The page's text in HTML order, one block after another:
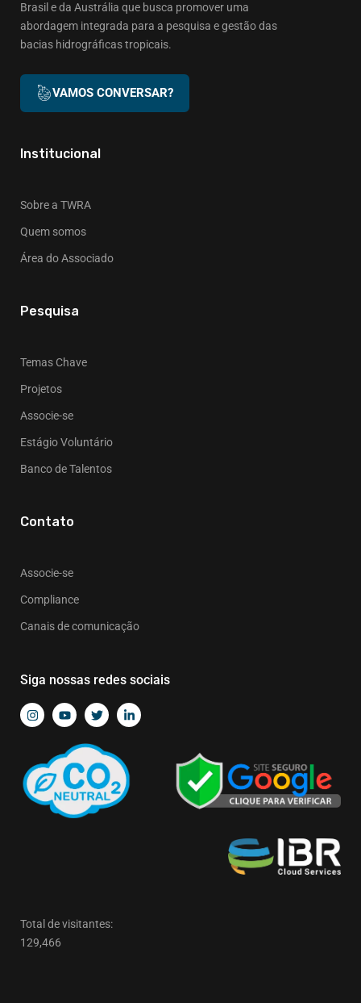
Brasil e da Austrália que busca promover uma
abordagem integrada para a pesquisa e gestão das
bacias hidrográficas tropicais.
VAMOS CONVERSAR?
Institucional
Sobre a TWRA
Quem somos
Área do Associado
Pesquisa
Temas Chave
Projetos
Associe-se
Estágio Voluntário
Banco de Talentos
Contato
Associe-se
Compliance
Canais de comunicação
Siga nossas redes sociais
Total de visitantes:
129,466